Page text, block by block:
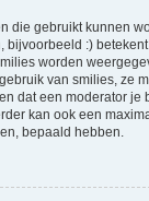
die gebruikt kunnen
bijvoorbeeld :)
worden
van smilies, ze
dat een moderator je
kan ook een
bepaald hebben.